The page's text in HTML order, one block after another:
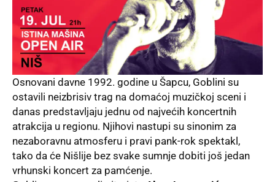
Osnovani davne 1992. godine u Šapcu, Goblini su
ostavili neizbrisiv trag na domaćoj muzičkoj sceni i
danas predstavljaju jednu od najvećih koncertnih
atrakcija u regionu. Njihovi nastupi su sinonim za
nezaboravnu atmosferu i pravi pank-rok spektakl,
tako da će Nišlije bez svake sumnje dobiti još jedan
vrhunski koncert za pamćenje.